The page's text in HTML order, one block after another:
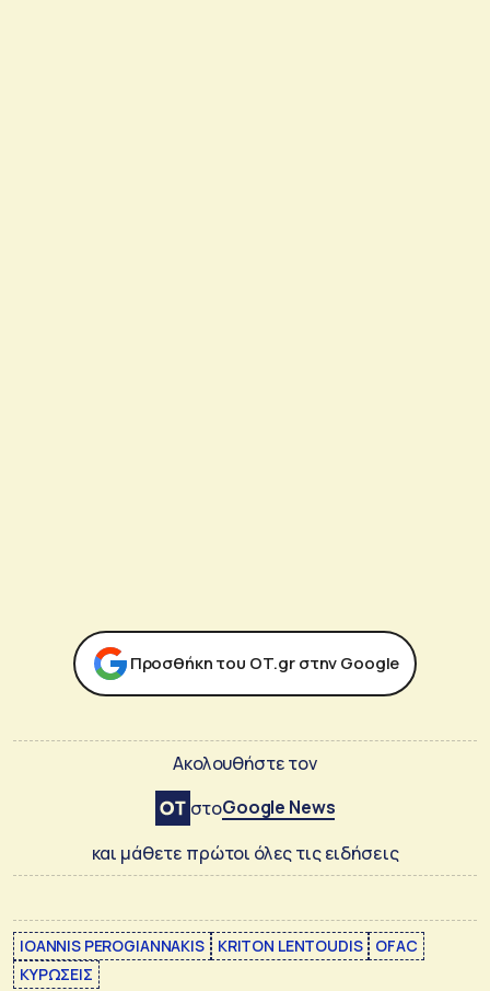
Προσθήκη του ΟΤ.gr στην Google
Ακολουθήστε τον
στοGoogle News
και μάθετε πρώτοι όλες τις ειδήσεις
IOANNIS PEROGIANNAKIS KRITON LENTOUDIS
OFAC
ΚΥΡΩΣΕΙΣ